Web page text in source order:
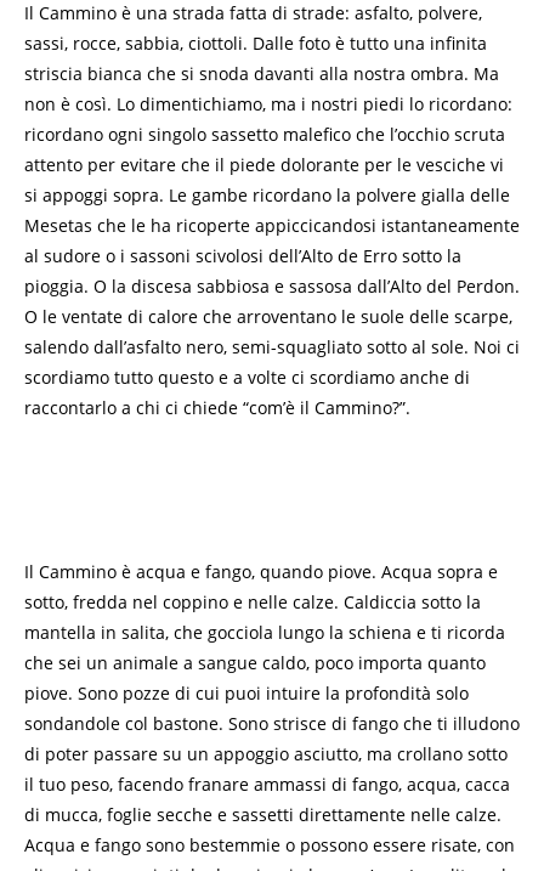
Il Cammino è una strada fatta di strade: asfalto, polvere,
sassi, rocce, sabbia, ciottoli. Dalle foto è tutto una infinita
striscia bianca che si snoda davanti alla nostra ombra. Ma
non è così. Lo dimentichiamo, ma i nostri piedi lo ricordano:
ricordano ogni singolo sassetto malefico che l’occhio scruta
attento per evitare che il piede dolorante per le vesciche vi
si appoggi sopra. Le gambe ricordano la polvere gialla delle
Mesetas che le ha ricoperte appiccicandosi istantaneamente
al sudore o i sassoni scivolosi dell’Alto de Erro sotto la
pioggia. O la discesa sabbiosa e sassosa dall’Alto del Perdon.
O le ventate di calore che arroventano le suole delle scarpe,
salendo dall’asfalto nero, semi-squagliato sotto al sole. Noi ci
scordiamo tutto questo e a volte ci scordiamo anche di
raccontarlo a chi ci chiede “com’è il Cammino?”.
Il Cammino è acqua e fango, quando piove. Acqua sopra e
sotto, fredda nel coppino e nelle calze. Caldiccia sotto la
mantella in salita, che gocciola lungo la schiena e ti ricorda
che sei un animale a sangue caldo, poco importa quanto
piove. Sono pozze di cui puoi intuire la profondità solo
sondandole col bastone. Sono strisce di fango che ti illudono
di poter passare su un appoggio asciutto, ma crollano sotto
il tuo peso, facendo franare ammassi di fango, acqua, cacca
di mucca, foglie secche e sassetti direttamente nelle calze.
Acqua e fango sono bestemmie o possono essere risate, con